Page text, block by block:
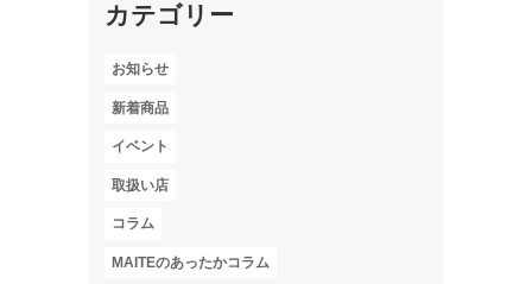
カテゴリー
お知らせ
新着商品
イベント
取扱い店
コラム
MAITEのあったかコラム